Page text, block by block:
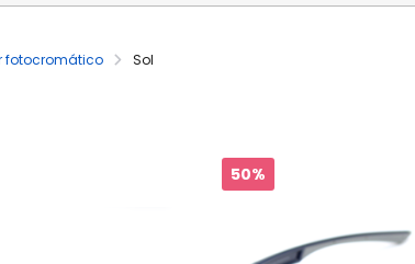
fotocromático Sol
50%